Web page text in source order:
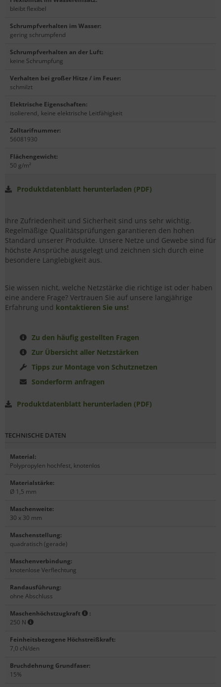
bleibt flexibel
Schrumpfverhalten im Wasser:
gering schrumpfend
Schrumpfverhalten an der Luft:
keine Schrumpfung
Verhalten bei großer Hitze / im Feuer:
schmilzt
Elektrische Eigenschaften:
isolierend, keine elektrische Leitfähigkeit
Zolltarifnummer:
56081930
Flächengewicht:
50 g/m²
Produktdatenblatt herunterladen (PDF)
Ihre Zufriedenheit und Sicherheit sind uns sehr wichtig.
Regelmäßige Qualitätsprüfungen garantieren den hohen
Standard unserer Produkte. Unsere Netze und Gewebe sind für
höchste Ansprüche ausgelegt und zeichnen sich durch eine
besondere Langlebigkeit aus.
Sie wissen nicht, welche Netzstärke die richtige ist oder haben
eine andere Frage? Vertrauen Sie auf unsere langjährige
Erfahrung und kontaktieren Sie uns!
Zu den häufig gestellten Fragen
Zur Übersicht aller Netzstärken
Tipps zur Montage von Schutznetzen
Sonderform anfragen
Produktdatenblatt herunterladen (PDF)
TECHNISCHE DATEN
Material:
Polypropylen hochfest, knotenlos
Materialstärke:
Ø 1,5 mm
Maschenweite:
30 x 30 mm
Maschenstellung:
quadratisch (gerade)
Maschenverbindung:
knotenlose Verflechtung
Randausführung:
ohne Abschluss
Maschenhöchstzugkraft
:
250 N
Feinheitsbezogene Höchstreißkraft:
7,0 cN/den
Bruchdehnung Grundfaser:
15%